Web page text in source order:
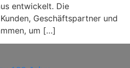
entwickelt. Die
Geschäftspartner und
um […]